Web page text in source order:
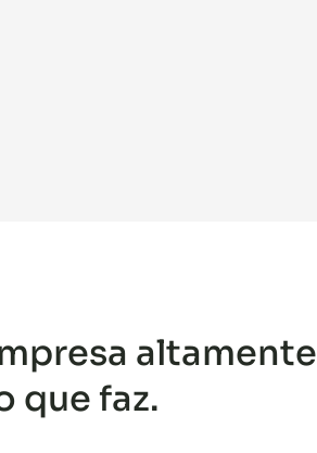
altamente
que faz.